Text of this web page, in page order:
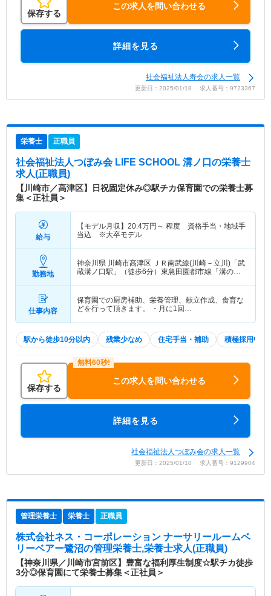
保存する
この求人を問い合わせる
詳細を見る
社会福祉法人寿会の求人一覧
更新日：2025/01/18 求人番号：9723367
栄養士 正職員
社会福祉法人つぼみ会 LIFE SCHOOL 溝ノ口 の栄養士
求人(正職員)
【川崎市／高津区】日祝固定休み◎駅チカ保育園での栄養士募
集＜正社員＞
給与
【モデル月収】 20.4万円～ 程度 資格手当・地域手
当込 ※大卒モデル
勤務地
神奈川県 川崎市高津区 ＪＲ南武線(川崎－立川)「武
蔵溝ノ口駅」（徒歩6分）東急田園都市線「溝の口
仕事内容
保育園での厨房補助、栄養管理、献立作成、食育な
どを行って頂きます。 ・月に1回…
駅から徒歩10分以内 残業少なめ 住宅手当・補助 積極採用中
保存する
この求人を問い合わせる
詳細を見る
社会福祉法人つぼみ会の求人一覧
更新日：2025/01/10 求人番号：9129904
管理栄養士 栄養士 正職員
株式会社ネス・コーポレーション ナーサリールームベ
リーベアー鷺沼の管理栄養士,栄養士求人(正職員)
【神奈川県／川崎市宮前区】豊富な福利厚生制度☆駅チカ徒歩
3分◎保育園にて栄養士募集＜正社員＞